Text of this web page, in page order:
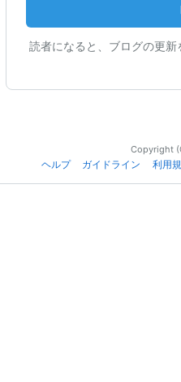
読者になると、ブログの更
Copyright
ヘルプ
ガイドライン 利用